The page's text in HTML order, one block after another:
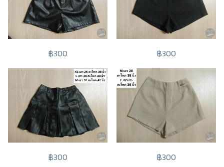
฿300 ฿300
฿300 ฿300